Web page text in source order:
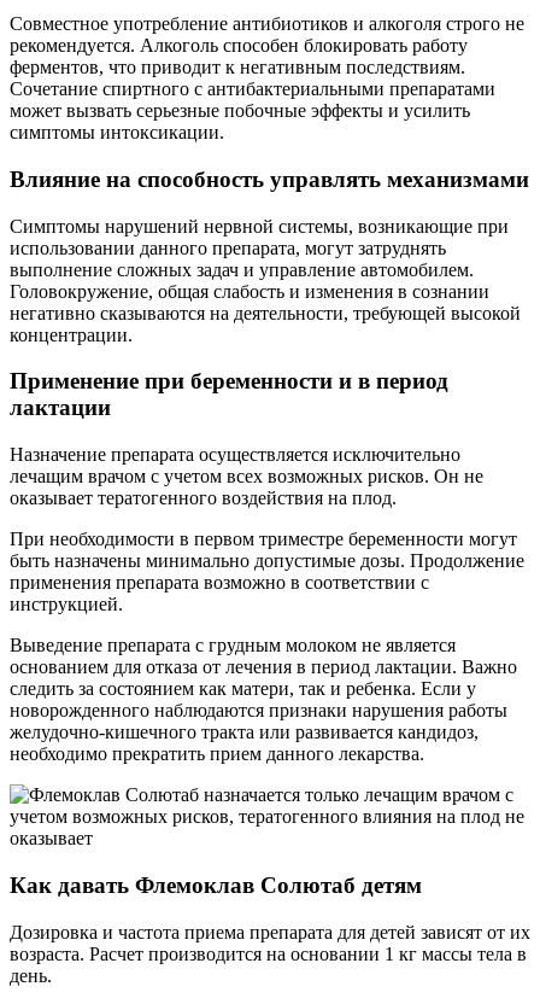
Совместное употребление антибиотиков и алкоголя строго не
рекомендуется. Алкоголь способен блокировать работу
ферментов, что приводит к негативным последствиям.
Сочетание спиртного с антибактериальными препаратами
может вызвать серьезные побочные эффекты и усилить
симптомы интоксикации.
Влияние на способность управлять механизмами
Симптомы нарушений нервной системы, возникающие при
использовании данного препарата, могут затруднять
выполнение сложных задач и управление автомобилем.
Головокружение, общая слабость и изменения в сознании
негативно сказываются на деятельности, требующей высокой
концентрации.
Применение при беременности и в период
лактации
Назначение препарата осуществляется исключительно
лечащим врачом с учетом всех возможных рисков. Он не
оказывает тератогенного воздействия на плод.
При необходимости в первом триместре беременности могут
быть назначены минимально допустимые дозы. Продолжение
применения препарата возможно в соответствии с
инструкцией.
Выведение препарата с грудным молоком не является
основанием для отказа от лечения в период лактации. Важно
следить за состоянием как матери, так и ребенка. Если у
новорожденного наблюдаются признаки нарушения работы
желудочно-кишечного тракта или развивается кандидоз,
необходимо прекратить прием данного лекарства.
Как давать Флемоклав Солютаб детям
Дозировка и частота приема препарата для детей зависят от их
возраста. Расчет производится на основании 1 кг массы тела в
день.